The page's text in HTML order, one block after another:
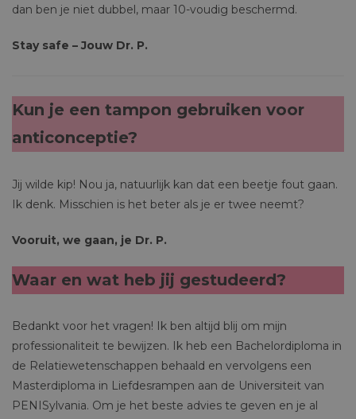
dan ben je niet dubbel, maar 10-voudig beschermd.
Stay safe – Jouw Dr. P.
Kun je een tampon gebruiken voor
anticonceptie?
Jij wilde kip! Nou ja, natuurlijk kan dat een beetje fout gaan.
Ik denk. Misschien is het beter als je er twee neemt?
Vooruit, we gaan, je Dr. P.
Waar en wat heb jij gestudeerd?
Bedankt voor het vragen! Ik ben altijd blij om mijn
professionaliteit te bewijzen. Ik heb een Bachelordiploma in
de Relatiewetenschappen behaald en vervolgens een
Masterdiploma in Liefdesrampen aan de Universiteit van
PENISylvania. Om je het beste advies te geven en je al